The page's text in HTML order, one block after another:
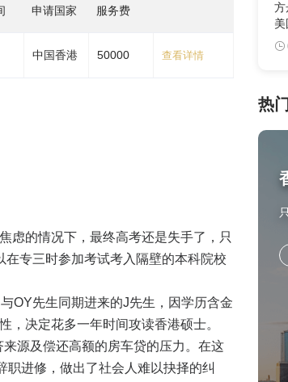
申请国家 服务费
中国香港 50000 查看详情
的情况下，最终高考还是失手了，只
专三时参加考试考入隔壁的本科院校
先生同期进来的J先生，因学历含金
，决定花多一年时间攻读香港硕士。
源及偿还高额的房车贷的压力。在这
进修，做出了社会人难以抉择的纠
方
美
热